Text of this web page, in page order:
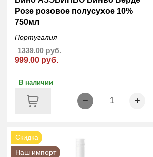
Розе розовое полусухое 10%
750мл
Португалия
999.00 руб.
1339.00 руб.
В наличии
1
Скидка
Наш импорт